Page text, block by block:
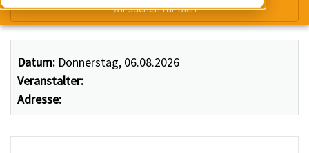
Datum: Donnerstag, 06.08.2026
Veranstalter:
Adresse:
Wir suchen für Dich